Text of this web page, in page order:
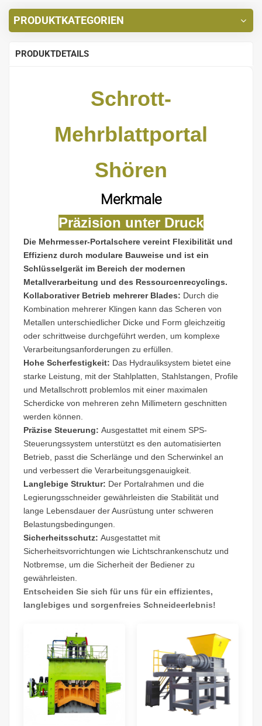
PRODUKTKATEGORIEN
PRODUKTDETAILS
Schrott-
Mehrblattportal
Shören
Merkmale
Präzision unter Druck
Die Mehrmesser-Portalschere vereint Flexibilität und
Effizienz durch modulare Bauweise und ist ein
Schlüsselgerät im Bereich der modernen
Metallverarbeitung und des Ressourcenrecyclings.
Kollaborativer Betrieb mehrerer Blades: Durch die
Kombination mehrerer Klingen kann das Scheren von
Metallen unterschiedlicher Dicke und Form gleichzeitig
oder schrittweise durchgeführt werden, um komplexe
Verarbeitungsanforderungen zu erfüllen.
Hohe Scherfestigkeit: Das Hydrauliksystem bietet eine
starke Leistung, mit der Stahlplatten, Stahlstangen, Profile
und Metallschrott problemlos mit einer maximalen
Scherdicke von mehreren zehn Millimetern geschnitten
werden können.
Präzise Steuerung: Ausgestattet mit einem SPS-
Steuerungssystem unterstützt es den automatisierten
Betrieb, passt die Scherlänge und den Scherwinkel an
und verbessert die Verarbeitungsgenauigkeit.
Langlebige Struktur: Der Portalrahmen und die
Legierungsschneider gewährleisten die Stabilität und
lange Lebensdauer der Ausrüstung unter schweren
Belastungsbedingungen.
Sicherheitsschutz: Ausgestattet mit
Sicherheitsvorrichtungen wie Lichtschrankenschutz und
Notbremse, um die Sicherheit der Bediener zu
gewährleisten.
Entscheiden Sie sich für uns für ein effizientes,
langlebiges und sorgenfreies Schneideerlebnis!